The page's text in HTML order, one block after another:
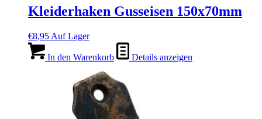
Kleiderhaken Gusseisen 150x70mm
€8,95 Auf Lager
In den Warenkorb Details anzeigen